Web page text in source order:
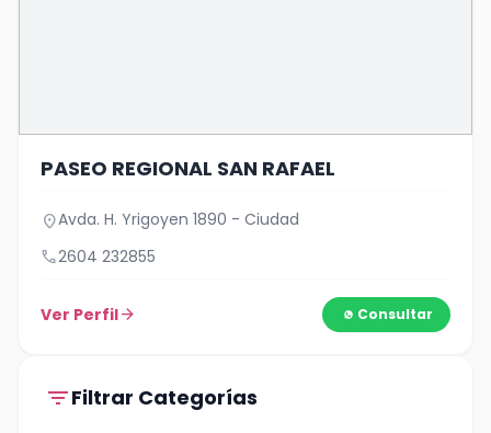
PASEO REGIONAL SAN RAFAEL
location_onAvda. H. Yrigoyen 1890 - Ciudad
call2604 232855
Ver Perfilarrow_forward Consultar
filter_listFiltrar Categorías